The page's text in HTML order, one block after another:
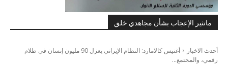
ماتثير الإعجاب بشأن مجاهدي خلق
أحدث الاخبار
أغنيس كالامارد: النظام الإيراني يعزل 90 مليون إنسان في ظلام
رقمي، والمجتمع...